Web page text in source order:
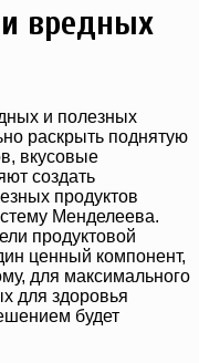
вредных
и полезных
раскрыть поднятую
вкусовые
создать
продуктов
Менделеева.
продуктовой
ценный компонент,
для максимального
для здоровья
будет